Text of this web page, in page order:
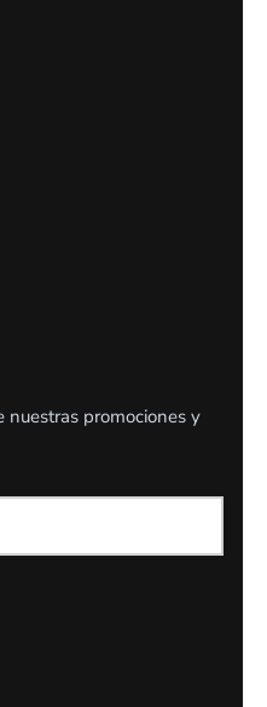
nuestras promociones y
en enterarte de nuestros